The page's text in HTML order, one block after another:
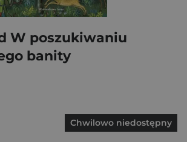
W poszukiwaniu
banity
Chwilowo niedostępny